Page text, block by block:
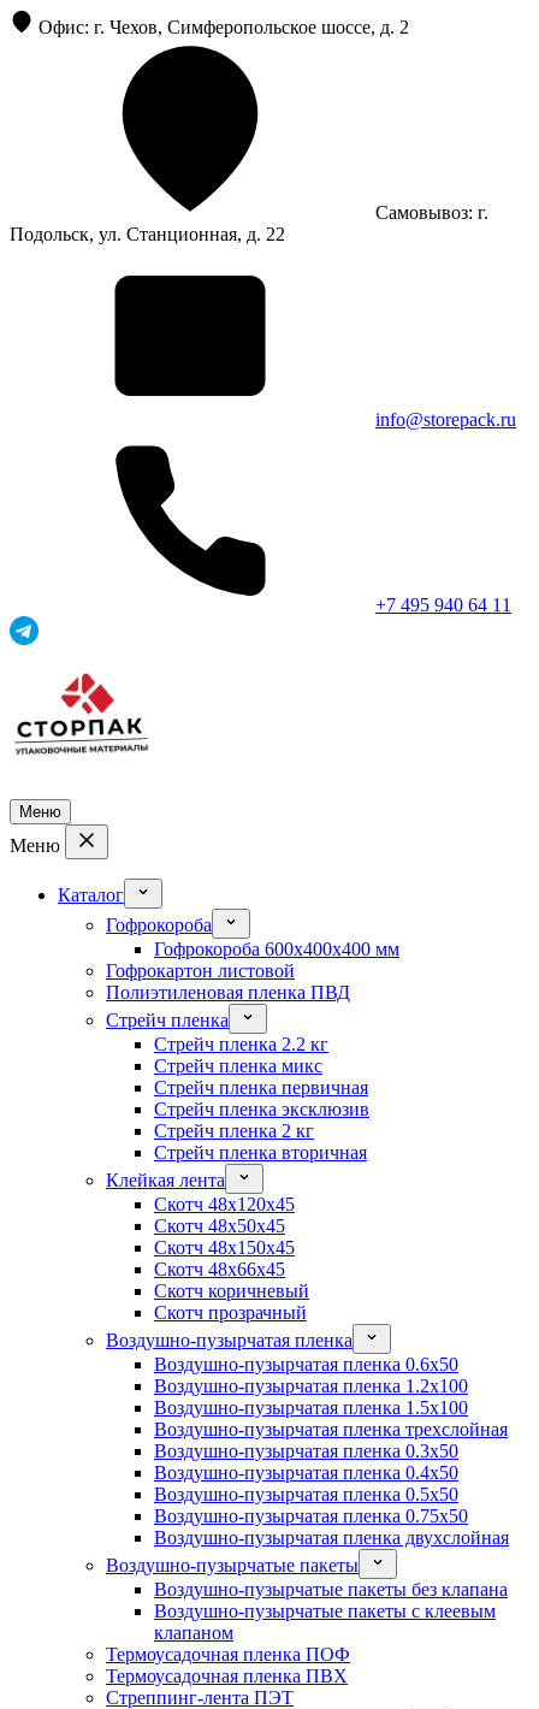
Офис: г. Чехов, Симферопольское шоссе, д. 2
Самовывоз: г.
Подольск, ул. Станционная, д. 22
info@storepack.ru
+7 495 940 64 11
Меню
Меню
Каталог
Гофрокороба
Гофрокороба 600x400x400 мм
Гофрокартон листовой
Полиэтиленовая пленка ПВД
Стрейч пленка
Стрейч пленка 2.2 кг
Стрейч пленка микс
Стрейч пленка первичная
Стрейч пленка эксклюзив
Стрейч пленка 2 кг
Стрейч пленка вторичная
Клейкая лента
Скотч 48x120x45
Скотч 48x50x45
Скотч 48x150x45
Скотч 48x66x45
Скотч коричневый
Скотч прозрачный
Воздушно-пузырчатая пленка
Воздушно-пузырчатая пленка 0.6x50
Воздушно-пузырчатая пленка 1.2x100
Воздушно-пузырчатая пленка 1.5x100
Воздушно-пузырчатая пленка трехслойная
Воздушно-пузырчатая пленка 0.3x50
Воздушно-пузырчатая пленка 0.4x50
Воздушно-пузырчатая пленка 0.5x50
Воздушно-пузырчатая пленка 0.75x50
Воздушно-пузырчатая пленка двухслойная
Воздушно-пузырчатые пакеты
Воздушно-пузырчатые пакеты без клапана
Воздушно-пузырчатые пакеты с клеевым
клапаном
Термоусадочная пленка ПОФ
Термоусадочная пленка ПВХ
Стреппинг-лента ПЭТ